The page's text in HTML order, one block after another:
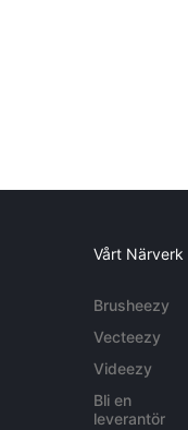
Vårt Närverk
Brusheezy
Vecteezy
Videezy
Bli en
leverantör